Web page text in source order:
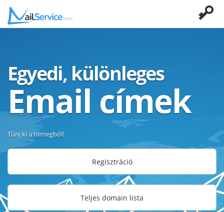
Egyedi, különleges
Email címek
Tűnj ki a tömegből!
Regisztráció
Teljes domain lista